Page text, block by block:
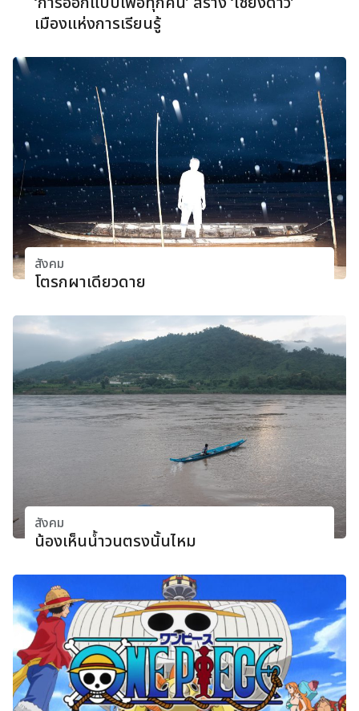
เมืองแห่งการเรียนรู้
สังคม
โตรกผาเดียวดาย
สังคม
น้องเห็นน้ำวนตรงนั้นไหม